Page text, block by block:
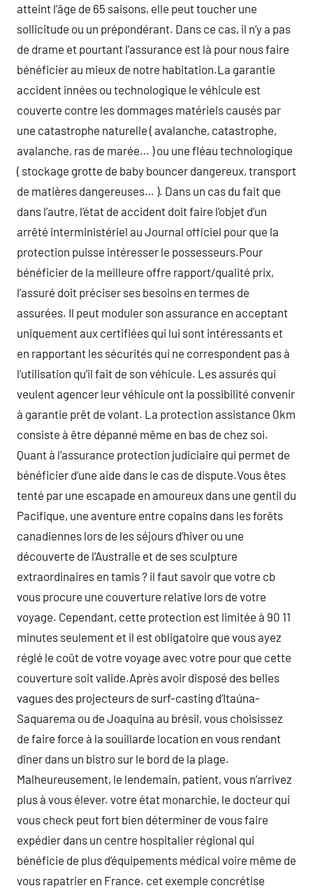
atteint l’âge de 65 saisons, elle peut toucher une
sollicitude ou un prépondérant. Dans ce cas, il n’y a pas
de drame et pourtant l’assurance est là pour nous faire
bénéficier au mieux de notre habitation.La garantie
accident innées ou technologique le véhicule est
couverte contre les dommages matériels causés par
une catastrophe naturelle ( avalanche, catastrophe,
avalanche, ras de marée… ) ou une fléau technologique
( stockage grotte de baby bouncer dangereux, transport
de matières dangereuses… ). Dans un cas du fait que
dans l’autre, l’état de accident doit faire l’objet d’un
arrêté interministériel au Journal officiel pour que la
protection puisse intéresser le possesseurs.Pour
bénéficier de la meilleure offre rapport/qualité prix,
l’assuré doit préciser ses besoins en termes de
assurées. Il peut moduler son assurance en acceptant
uniquement aux certifiées qui lui sont intéressants et
en rapportant les sécurités qui ne correspondent pas à
l’utilisation qu’il fait de son véhicule. Les assurés qui
veulent agencer leur véhicule ont la possibilité convenir
à garantie prêt de volant. La protection assistance 0km
consiste à être dépanné même en bas de chez soi.
Quant à l’assurance protection judiciaire qui permet de
bénéficier d’une aide dans le cas de dispute.Vous êtes
tenté par une escapade en amoureux dans une gentil du
Pacifique, une aventure entre copains dans les forêts
canadiennes lors de les séjours d’hiver ou une
découverte de l’Australie et de ses sculpture
extraordinaires en tamis ? il faut savoir que votre cb
vous procure une couverture relative lors de votre
voyage. Cependant, cette protection est limitée à 90 11
minutes seulement et il est obligatoire que vous ayez
réglé le coût de votre voyage avec votre pour que cette
couverture soit valide.Après avoir disposé des belles
vagues des projecteurs de surf-casting d’Itaúna-
Saquarema ou de Joaquina au brésil, vous choisissez
de faire force à la souillarde location en vous rendant
dîner dans un bistro sur le bord de la plage.
Malheureusement, le lendemain, patient, vous n’arrivez
plus à vous élever. votre état monarchie, le docteur qui
vous check peut fort bien déterminer de vous faire
expédier dans un centre hospitalier régional qui
bénéficie de plus d’équipements médical voire même de
vous rapatrier en France. cet exemple concrétise